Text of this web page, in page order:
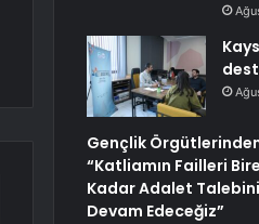
Gençlik
“Katliamın Failleri
Kadar Adalet
Devam Edeceğiz”